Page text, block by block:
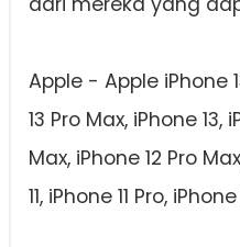
Apple - Apple iPhone
13 Pro Max, iPhone 13,
Max, iPhone 12 Pro
11, iPhone 11 Pro, iPhone